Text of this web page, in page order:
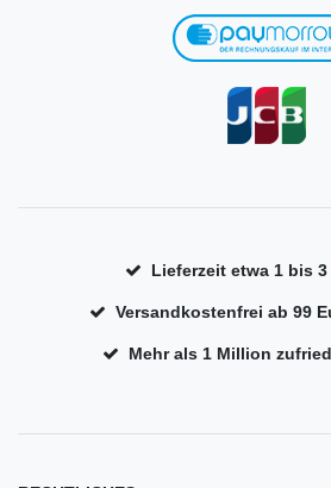
Lieferzeit etwa 1 bis 3
Versandkostenfrei ab 99
Mehr als 1 Million